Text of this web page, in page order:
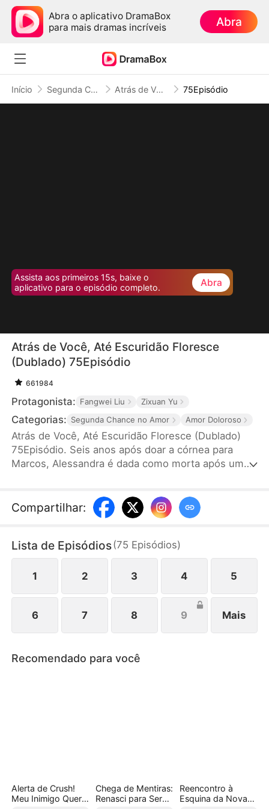
Abra o aplicativo DramaBox
para mais dramas incríveis
Abra
Início Segunda Chance no Amor Atrás de Você, Até Escuridão Floresce (Dublado) 75Episódio
Assista aos primeiros 15s, baixe o
aplicativo para o episódio completo.
Abra
Atrás de Você, Até Escuridão Floresce
(Dublado) 75Episódio
661984
Protagonista: Fangwei Liu Zixuan Yu
Categorias: Segunda Chance no Amor Amor Doloroso
Atrás de Você, Até Escuridão Floresce (Dublado)
75Episódio. Seis anos após doar a córnea para
Marcos, Alessandra é dada como morta após uma
que a menina é sua filha biológica. Quando a
verdade vem à tona, já é tarde demais. Tudo o que
Compartilhar:
Lista de Episódios(75 Episódios)
1 2 3 4 5
6 7 8 9 Mais
Recomendado para você
Alerta de Crush!
Meu Inimigo Quer
Chega de Mentiras:
Renasci para Ser
Reencontro à
Esquina da Nova